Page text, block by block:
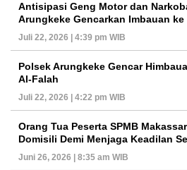
Antisipasi Geng Motor dan
Arungkeke Gencarkan Imbauan ke
Juli 22, 2026 | 4:39 pm WIB
Polsek Arungkeke Gencar
Al-Falah
Juli 22, 2026 | 4:22 pm WIB
Orang Tua Peserta SPMB
Domisili Demi Menjaga Keadilan
Juni 26, 2026 | 8:35 am WIB